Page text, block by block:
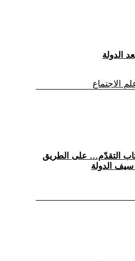
الاجتماع
التقدّم… على الطريق
الدولة